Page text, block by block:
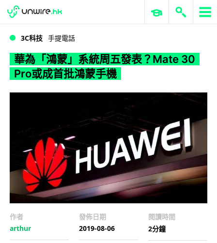
WWDC 2026 ERP 與商業 AI
3C科技 手提電話
華為「鴻蒙」系統周五發表？Mate 30
Pro或成首批鴻蒙手機
作者
arthur
發佈日期
2019-08-06
閱讀時間
2分鐘